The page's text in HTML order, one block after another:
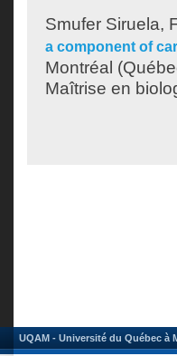
Smufer Siruela,
a component of
Montréal
Maîtrise en
UQAM - Université du Québec à